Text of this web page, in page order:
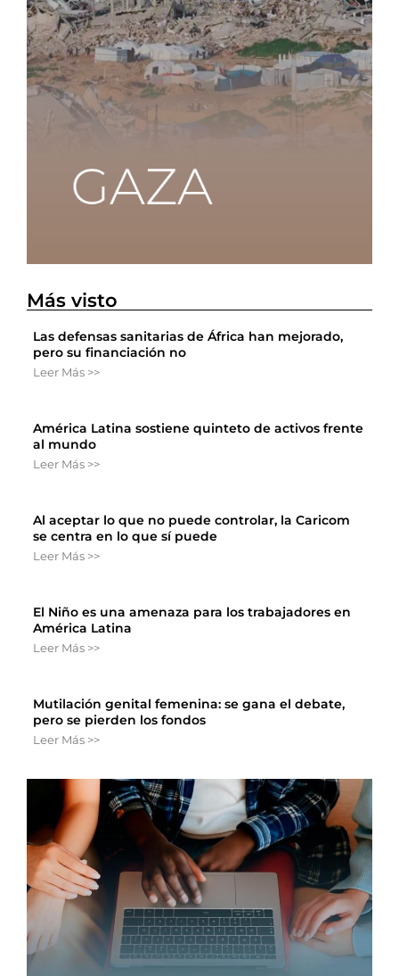
Más visto
Las defensas sanitarias de África han mejorado,
pero su financiación no
Leer Más >>
América Latina sostiene quinteto de activos frente
al mundo
Leer Más >>
Al aceptar lo que no puede controlar, la Caricom
se centra en lo que sí puede
Leer Más >>
El Niño es una amenaza para los trabajadores en
América Latina
Leer Más >>
Mutilación genital femenina: se gana el debate,
pero se pierden los fondos
Leer Más >>